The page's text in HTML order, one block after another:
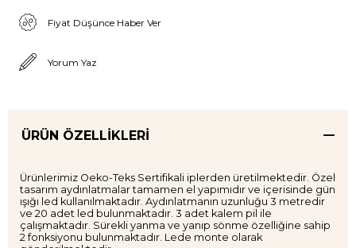
Fiyat Düşünce Haber Ver
Yorum Yaz
ÜRÜN ÖZELLIKLERI
Ürünlerimiz Oeko-Teks Sertifikali iplerden üretilmektedir. Özel
tasarım aydınlatmalar tamamen el yapımıdır ve içerisinde gün
ışığı led kullanılmaktadır. Aydınlatmanın uzunluğu 3 metredir
ve 20 adet led bulunmaktadır. 3 adet kalem pil ile
çalışmaktadır. Sürekli yanma ve yanıp sönme özelliğine sahip
2 fonksiyonu bulunmaktadır. Lede monte olarak